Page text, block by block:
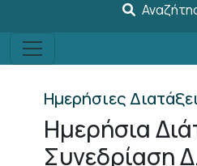
Ημερήσιες
Ημερήσια
Συνεδρίαση